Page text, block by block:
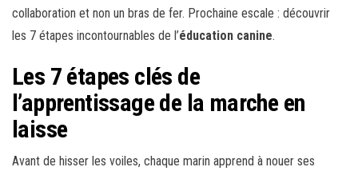
collaboration et non un bras de fer. Prochaine escale : découvrir
les 7 étapes incontournables de l’éducation canine.
Les 7 étapes clés de
l’apprentissage de la marche en
laisse
Avant de hisser les voiles, chaque marin apprend à nouer ses